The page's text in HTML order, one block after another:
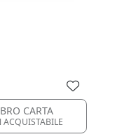
CARTA
ACQUISTABILE